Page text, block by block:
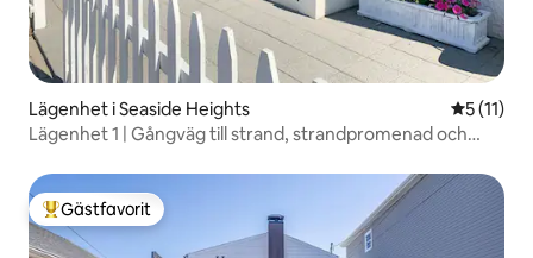
Lägenhet i Seaside Heights 5 av 5 i
5 (11)
Lägenhet 1 | Gångväg till strand, strandpromenad och
Populär gästfavorit
Gästfavorit